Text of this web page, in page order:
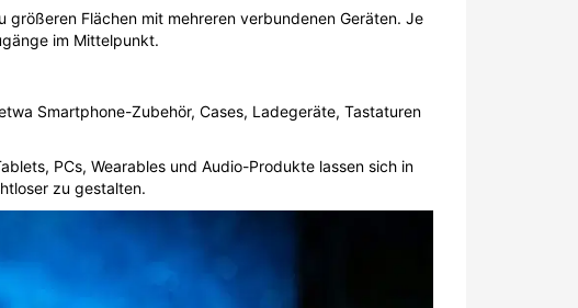
größeren Flächen mit mehreren verbundenen Geräten. Je
im Mittelpunkt.
Smartphone-Zubehör, Cases, Ladegeräte, Tastaturen
PCs, Wearables und Audio-Produkte lassen sich in
zu gestalten.